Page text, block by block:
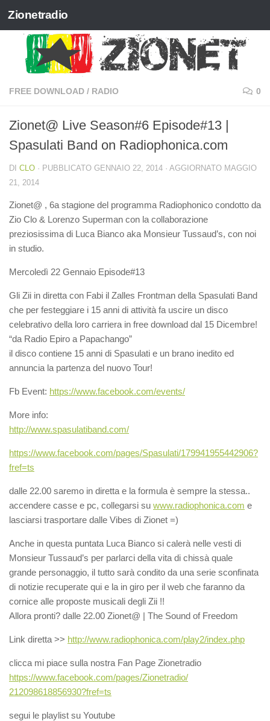
Salta al contenuto
Zionetradio
FREE DOWNLOAD / RADIO 0
Zionet@ Live Season#6 Episode#13 |
Spasulati Band on Radiophonica.com
DI CLO · PUBBLICATO GENNAIO 22, 2014 · AGGIORNATO MAGGIO
21, 2014
Zionet@ , 6a stagione del programma Radiophonico condotto da
Zio Clo & Lorenzo Superman con la collaborazione
preziosissima di Luca Bianco aka Monsieur Tussaud’s, con noi
in studio.
Mercoledì 22 Gennaio Episode#13
Gli Zii in diretta con Fabi il Zalles Frontman della Spasulati Band
che per festeggiare i 15 anni di attività fa uscire un disco
celebrativo della loro carriera in free download dal 15 Dicembre!
“da Radio Epiro a Papachango”
il disco contiene 15 anni di Spasulati e un brano inedito ed
annuncia la partenza del nuovo Tour!
Fb Event: https://www.facebook.com/events/
More info:
http://www.spasulatiband.com/
https://www.facebook.com/pages/Spasulati/179941955442906?
fref=ts
dalle 22.00 saremo in diretta e la formula è sempre la stessa..
accendere casse e pc, collegarsi su www.radiophonica.com e
lasciarsi trasportare dalle Vibes di Zionet =)
Anche in questa puntata Luca Bianco si calerà nelle vesti di
Monsieur Tussaud’s per parlarci della vita di chissà quale
grande personaggio, il tutto sarà condito da una serie sconfinata
di notizie recuperate qui e la in giro per il web che faranno da
cornice alle proposte musicali degli Zii !!
Allora pronti? dalle 22.00 Zionet@ | The Sound of Freedom
Link diretta >> http://www.radiophonica.com/play2/index.php
clicca mi piace sulla nostra Fan Page Zionetradio
https://www.facebook.com/pages/Zionetradio/
212098618856930?fref=ts
segui le playlist su Youtube